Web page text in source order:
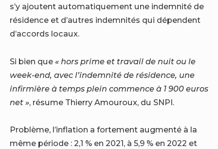
s’y ajoutent automatiquement une indemnité de
résidence et d’autres indemnités qui dépendent
d’accords locaux.
Si bien que « hors prime et travail de nuit ou le
week-end, avec l’indemnité de résidence, une
infirmière à temps plein commence à 1 900 euros
net », résume Thierry Amouroux, du SNPI.
Problème, l’inflation a fortement augmenté à la
même période : 2,1 % en 2021, à 5,9 % en 2022 et